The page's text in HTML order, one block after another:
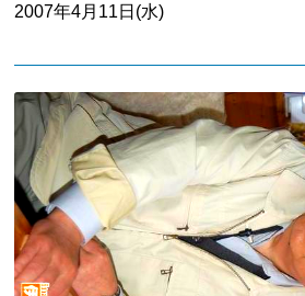
2007年4月11日(水)